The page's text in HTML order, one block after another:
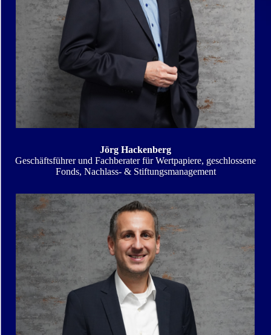
Jörg Hackenberg
Geschäftsführer und Fachberater für Wertpapiere, geschlossene
Fonds, Nachlass- & Stiftungsmanagement